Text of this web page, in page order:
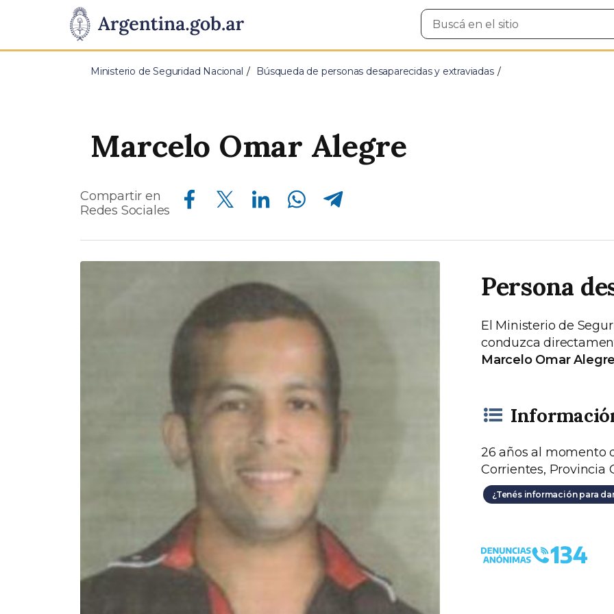
Presidencia
de
Pasar al contenido principal
Buscar
en
Ministerio de Seguridad Nacional Búsqueda de personas desaparecidas y extraviadas
Marcelo Omar Alegre
Compartir en
Redes Sociales
Compartir en Facebook Compartir en Twitter Compartir en Linkedin Compartir en Whatsapp Compartir en Telegram
Persona
El Ministerio de
conduzca
Marcelo Omar Alegre
26 años al momento
Corrientes, Provincia
¿Tenés información para